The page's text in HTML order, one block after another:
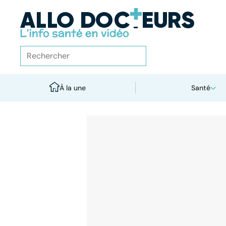
À la une Santé